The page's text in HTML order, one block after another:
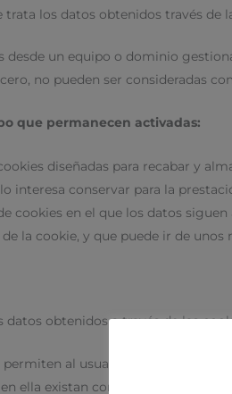
los datos obtenidos través de
desde un equipo o dominio
no pueden ser consideradas
que permanecen activadas:
diseñadas para recabar y
interesa conservar para la
cookies en el que los datos
la cookie, y que puede ir de unos
datos obtenidos a través de las
permiten al usuario la navegación
ella existan como, por ejemplo,